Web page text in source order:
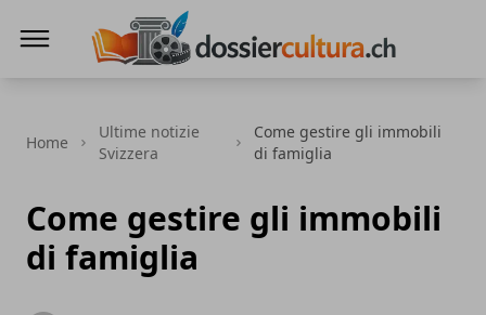
Home
Ultime notizie
Svizzera
Come gestire gli immobili
di famiglia
Come gestire gli immobili
di famiglia